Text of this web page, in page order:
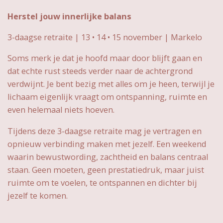
Herstel jouw innerlijke balans
3-daagse retraite | 13 • 14 • 15 november | Markelo
Soms merk je dat je hoofd maar door blijft gaan en
dat echte rust steeds verder naar de achtergrond
verdwijnt. Je bent bezig met alles om je heen, terwijl je
lichaam eigenlijk vraagt om ontspanning, ruimte en
even helemaal niets hoeven.
Tijdens deze 3-daagse retraite mag je vertragen en
opnieuw verbinding maken met jezelf. Een weekend
waarin bewustwording, zachtheid en balans centraal
staan. Geen moeten, geen prestatiedruk, maar juist
ruimte om te voelen, te ontspannen en dichter bij
jezelf te komen.